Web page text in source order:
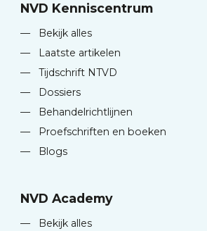
NVD Kenniscentrum
—
Bekijk alles
—
Laatste artikelen
—
Tijdschrift NTVD
—
Dossiers
—
Behandelrichtlijnen
—
Proefschriften en boeken
—
Blogs
NVD Academy
—
Bekijk alles